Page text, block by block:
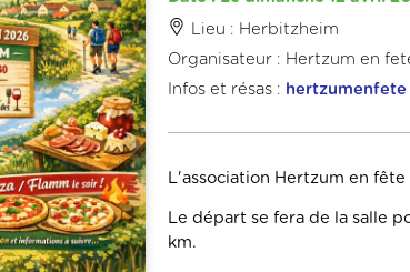
Lieu : Herbitzheim
Organisateur : Hertzum en
Infos et résas : hertzumenfete
L'association Hertzum en
Le départ se fera de la salle
km.